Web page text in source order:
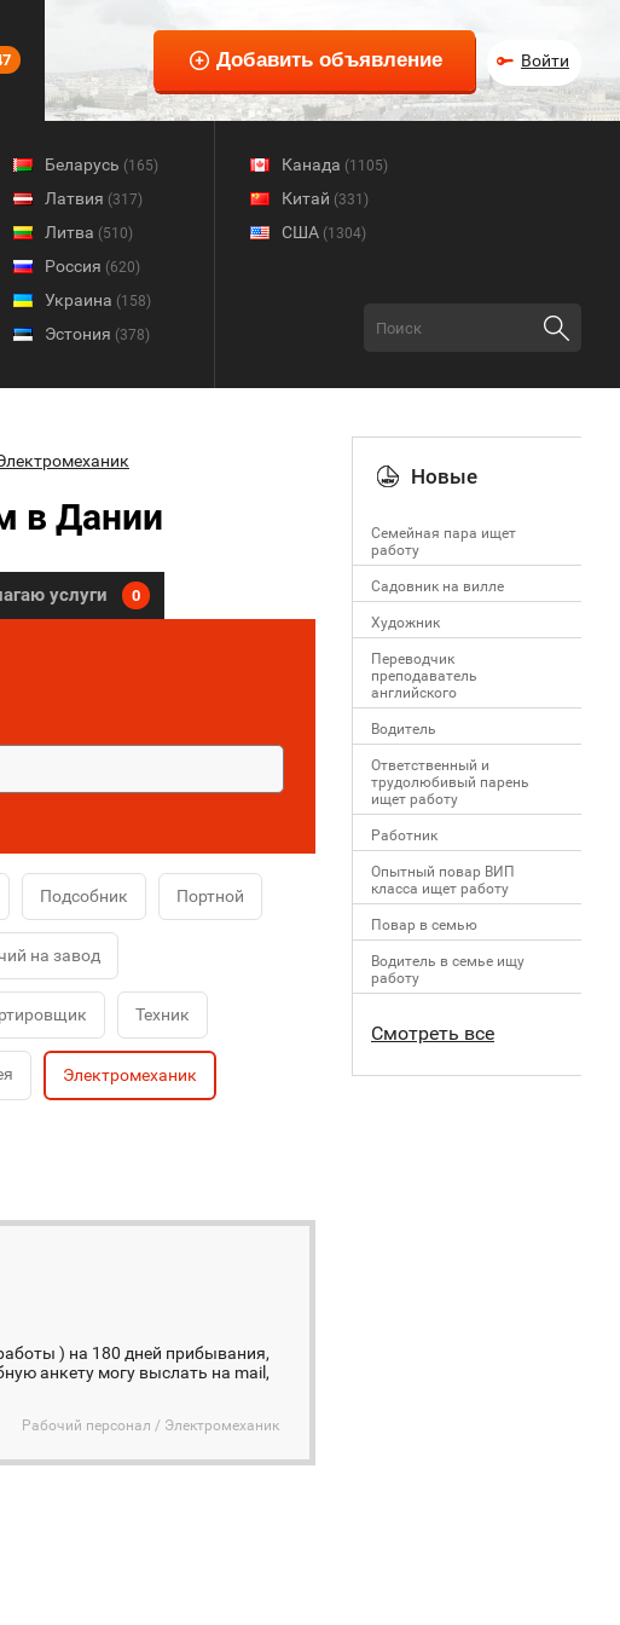
Войти
Беларусь (165)
Латвия (317)
Литва (510)
Россия (620)
Украина (158)
Эстония (378)
Канада (1105)
Китай (331)
США (1304)
в Дании
услуги 0
Подсобник Портной
на завод
Техник
Электромеханик
) на 180 дней прибывания,
анкету могу выслать на mail,
Рабочий персонал / Электромеханик
Новые
Семейная пара ищет
работу
Садовник на вилле
Художник
Переводчик
преподаватель
английского
Водитель
Ответственный и
трудолюбивый парень
ищет работу
Работник
Опытный повар ВИП
класса ищет работу
Повар в семью
Водитель в семье ищу
работу
Смотреть все